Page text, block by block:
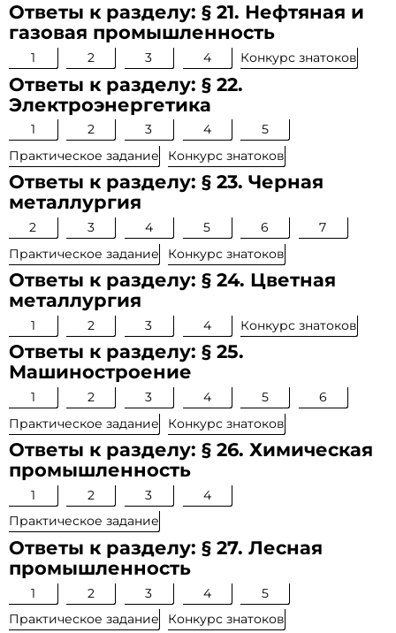
Ответы к разделу: § 21. Нефтяная и
газовая промышленность
1 2 3 4 Конкурс знатоков
Ответы к разделу: § 22.
Электроэнергетика
1 2 3 4
5
Практическое задание
Конкурс знатоков
Ответы к разделу: § 23. Черная
металлургия
2 3 4 5 6
7
Практическое задание
Конкурс знатоков
Ответы к разделу: § 24. Цветная
металлургия
1 2 3 4 Конкурс знатоков
Ответы к разделу: § 25.
Машиностроение
1 2 3 4 5
6
Практическое задание
Конкурс знатоков
Ответы к разделу: § 26. Химическая
промышленность
1 2 3
4
Практическое задание
Ответы к разделу: § 27. Лесная
промышленность
1 2 3 4
5
Практическое задание
Конкурс знатоков